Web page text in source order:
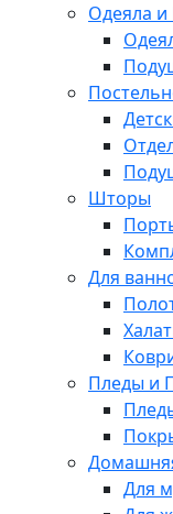
Одеяла
Шторы
Для
Пледы и
Для